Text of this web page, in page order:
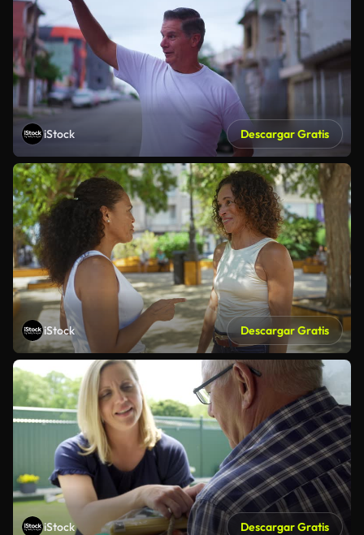
iStock Descargar Gratis
iStock Descargar Gratis
iStock Descargar Gratis